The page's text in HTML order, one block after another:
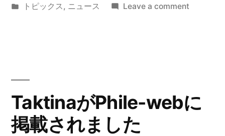
by
Posted
トピックス , ニュース Leave a commenton
ま
TaktinaがPhile-webに
掲載されました